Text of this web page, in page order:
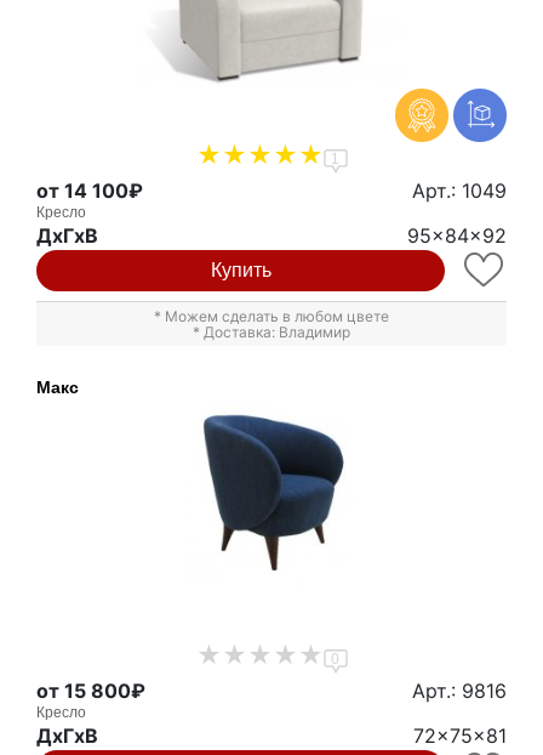
1
от 14 100₽ Арт.: 1049
Кресло
ДxГxВ 95x84x92
Купить
* Можем сделать в любом цвете
* Доставка: Владимир
Макс
0
от 15 800₽ Арт.: 9816
Кресло
ДxГxВ 72x75x81